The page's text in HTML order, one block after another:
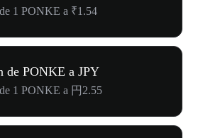
1 PONKE a ₹1.54
de PONKE a JPY
1 PONKE a 円2.55